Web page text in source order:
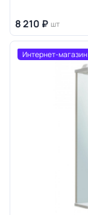
8 210 ₽ шт
Интернет-магазин